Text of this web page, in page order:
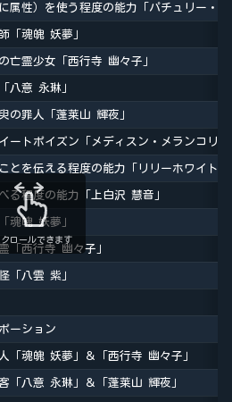
属性）を使う程度の能力「パチュリー・
「魂魄 妖夢」
亡霊少女「西行寺 幽々子」
八意 永琳」
の罪人「蓬莱山 輝夜」
ートポイズン「メディスン・メランコリー
とを伝える程度の能力「リリーホワイト」
る程度の能力「上白沢 慧音」
魂魄 妖夢」
「西行寺 幽々子」
「八雲 紫」
ーション
「魂魄 妖夢」＆「西行寺 幽々子」
「八意 永琳」＆「蓬莱山 輝夜」
クロールできます